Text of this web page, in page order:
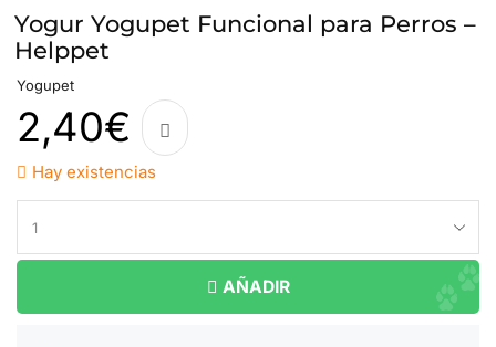
Yogur Yogupet Funcional para Perros –
Helppet
Yogupet
2,40€
Hay existencias
AÑADIR